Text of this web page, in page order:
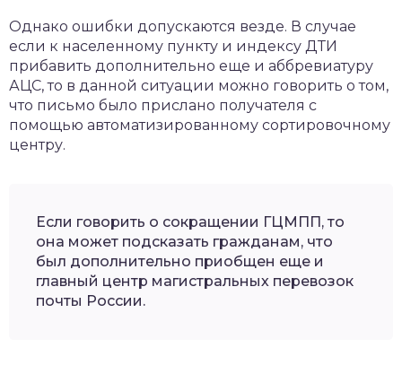
Однако ошибки допускаются везде. В случае
если к населенному пункту и индексу ДТИ
прибавить дополнительно еще и аббревиатуру
АЦС, то в данной ситуации можно говорить о том,
что письмо было прислано получателя с
помощью автоматизированному сортировочному
центру.
Если говорить о сокращении ГЦМПП, то
она может подсказать гражданам, что
был дополнительно приобщен еще и
главный центр магистральных перевозок
почты России.